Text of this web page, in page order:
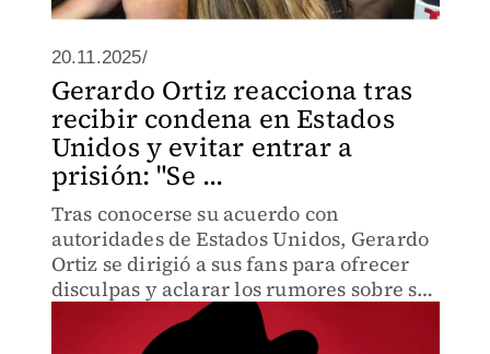
20.11.2025/
Gerardo Ortiz reacciona tras
recibir condena en Estados
Unidos y evitar entrar a
prisión: "Se ...
Tras conocerse su acuerdo con
autoridades de Estados Unidos, Gerardo
Ortiz se dirigió a sus fans para ofrecer
disculpas y aclarar los rumores sobre su
participación en un concierto en
Aguascalientes.